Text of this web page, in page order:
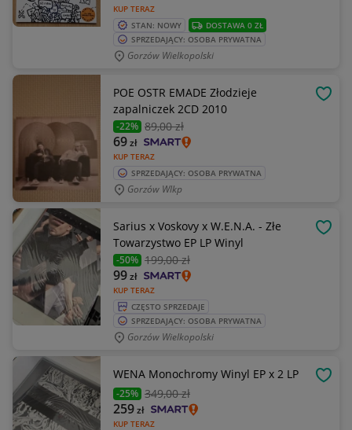
KUP TERAZ
STAN: NOWY
DOSTAWA 0 ZŁ
SPRZEDAJĄCY: OSOBA PRYWATNA
Gorzów Wielkopolski
POE OSTR EMADE Złodzieje
zapalniczek 2CD 2010
-22% 89,00 zł
KUP TERAZ
69zł
SPRZEDAJĄCY: OSOBA PRYWATNA
Gorzów Wlkp
Sarius x Voskovy x W.E.N.A. - Złe
Towarzystwo EP LP Winyl
-50% 199,00 zł
KUP TERAZ
99zł
CZĘSTO SPRZEDAJE
SPRZEDAJĄCY: OSOBA PRYWATNA
Gorzów Wielkopolski
WENA Monochromy Winyl EP x 2 LP
-25% 349,00 zł
KUP TERAZ
259zł